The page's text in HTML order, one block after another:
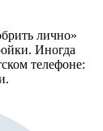
лично»
Иногда
телефоне: